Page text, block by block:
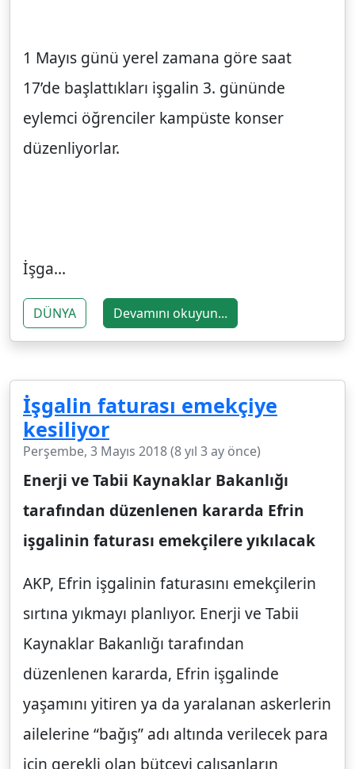
1 Mayıs günü yerel zamana göre saat
17’de başlattıkları işgalin 3. gününde
eylemci öğrenciler kampüste konser
düzenliyorlar.
İşga...
DÜNYA Devamını okuyun...
İşgalin faturası emekçiye
kesiliyor
Perşembe, 3 Mayıs 2018 (8 yıl 3 ay önce)
Enerji ve Tabii Kaynaklar Bakanlığı
tarafından düzenlenen kararda Efrin
işgalinin faturası emekçilere yıkılacak
AKP, Efrin işgalinin faturasını emekçilerin
sırtına yıkmayı planlıyor. Enerji ve Tabii
Kaynaklar Bakanlığı tarafından
düzenlenen kararda, Efrin işgalinde
yaşamını yitiren ya da yaralanan askerlerin
ailelerine “bağış” adı altında verilecek para
için gerekli olan bütçeyi çalışanların